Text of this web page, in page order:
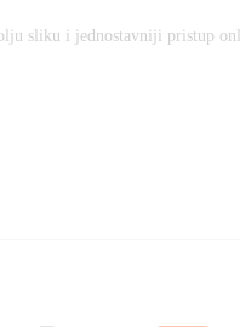
sliku i jednostavniji pristup